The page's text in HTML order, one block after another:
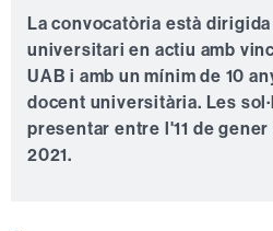
La convocatòria està
universitari en actiu amb
UAB i amb un mínim de 10
docent universitària. Les
presentar entre l'11 de
2021.